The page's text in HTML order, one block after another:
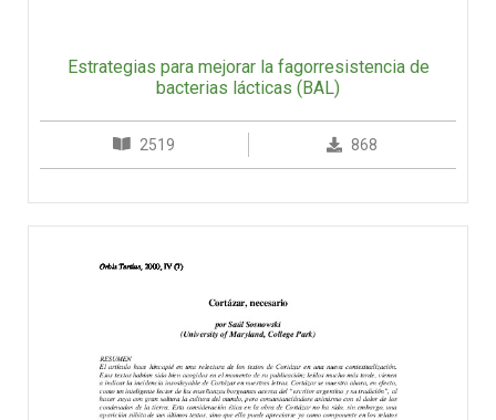
Estrategias para mejorar la fagorresistencia de
bacterias lácticas (BAL)
2519 868